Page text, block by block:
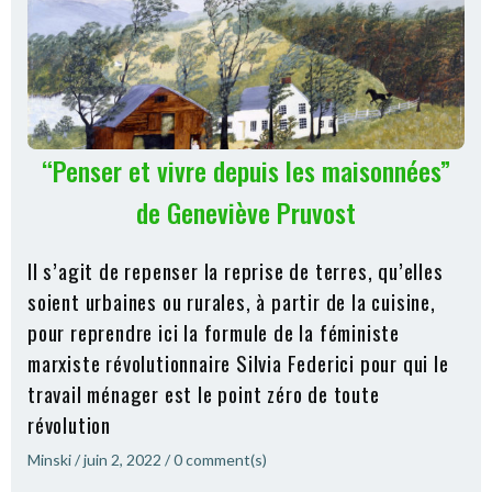
“Penser et vivre depuis les maisonnées”
de Geneviève Pruvost
Il s’agit de repenser la reprise de terres, qu’elles
soient urbaines ou rurales, à partir de la cuisine,
pour reprendre ici la formule de la féministe
marxiste révolutionnaire Silvia Federici pour qui le
travail ménager est le point zéro de toute
révolution
Minski/juin 2, 2022 /0comment(s)